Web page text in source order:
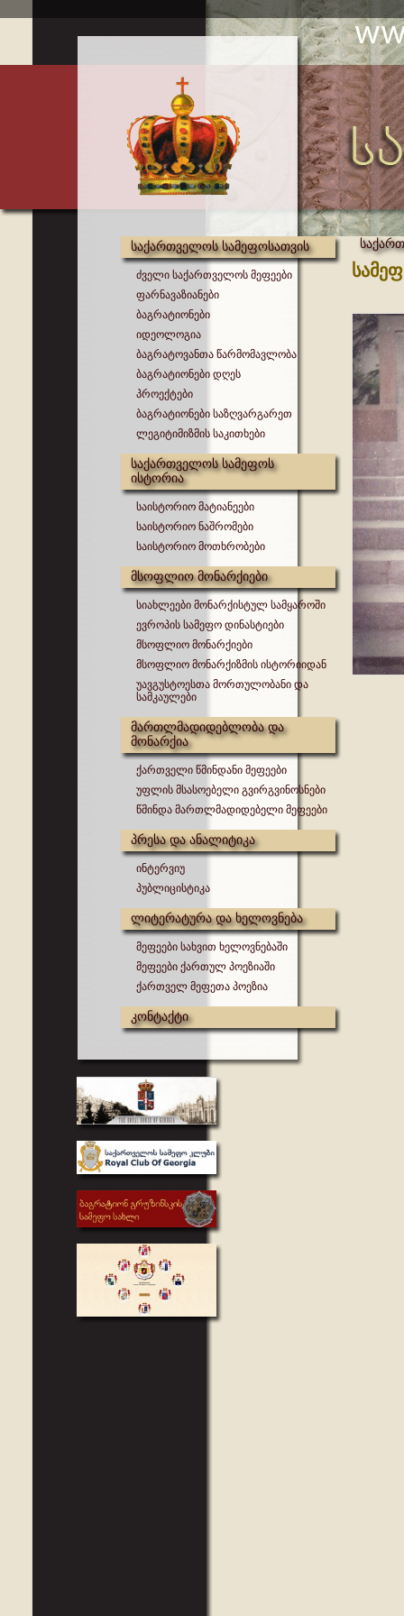
საქართველოს სამეფოსათვის
ძველი საქართველოს მეფეები
ფარნავაზიანები
ბაგრატიონები
იდეოლოგია
ბაგრატოვანთა წარმომავლობა
ბაგრატიონები დღეს
პროექტები
ბაგრატიონები საზღვარგარეთ
ლეგიტიმიზმის საკითხები
საქართველოს სამეფოს
ისტორია
საისტორიო მატიანეები
საისტორიო ნაშრომები
საისტორიო მოთხრობები
მსოფლიო მონარქიები
სიახლეები მონარქისტულ სამყაროში
ევროპის სამეფო დინასტიები
მსოფლიო მონარქიები
მსოფლიო მონარქიზმის ისტორიიდან
უავგუსტოესთა მორთულობანი და
სამკაულები
მართლმადიდებლობა და
მონარქია
ქართველი წმინდანი მეფეები
უფლის მსასოებელი გვირგვინოსნები
წმინდა მართლმადიდებელი მეფეები
პრესა და ანალიტიკა
ინტერვიუ
პუბლიცისტიკა
ლიტერატურა და ხელოვნება
მეფეები სახვით ხელოვნებაში
მეფეები ქართულ პოეზიაში
ქართველ მეფეთა პოეზია
კონტაქტი